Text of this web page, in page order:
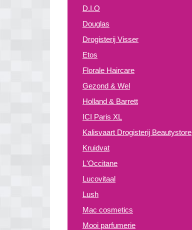
D.I.O
Douglas
Drogisterij Visser
Etos
Florale Haircare
Gezond & Wel
Holland & Barrett
ICI Paris XL
Kalisvaart Drogisterij Beautystore
Kruidvat
L'Occitane
Lucovitaal
Lush
Mac cosmetics
Mooi parfumerie